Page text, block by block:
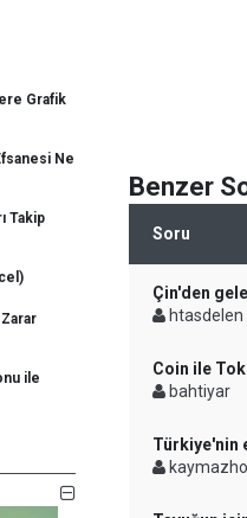
Grafik
Ne
Takip
ile
Benzer
Soru
Çin'den
htasdelen
Coin ile
bahtiyar
Türkiye'nin